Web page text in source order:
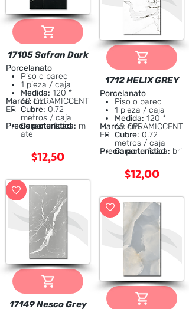
17105 Safran Dark
Porcelanato
Piso o pared
1 pieza / caja
Medida: 120 *
60 cm.
Cubre: 0.72
metros / caja
Característica: m
ate
Marca:CERAMICCENT
ER
Precio por unidad
$12,50
17149 Nesco Grey
1712 HELIX GREY
Porcelanato
Piso o pared
1 pieza / caja
Medida: 120 *
60 cm.
Cubre: 0.72
metros / caja
Característica: bri
Marca:CERAMICCENT
ER
Precio por unidad
$12,00